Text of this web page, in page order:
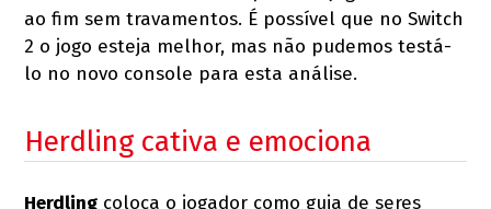
ao fim sem travamentos. É possível que no Switch
2 o jogo esteja melhor, mas não pudemos testá-
lo no novo console para esta análise.
Herdling cativa e emociona
Herdling coloca o jogador como guia de seres